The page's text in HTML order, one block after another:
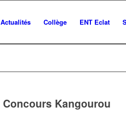
Actualités Collège ENT Eclat
Concours Kangourou